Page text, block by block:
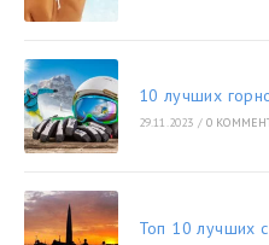
10 лучших
29.11.2023 / 0
Топ 10 лучших